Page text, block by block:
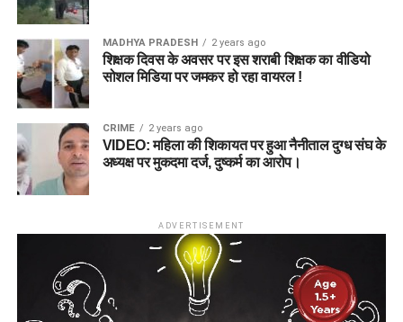
MADHYA PRADESH 2 years ago
शिक्षक दिवस के अवसर पर इस शराबी शिक्षक का वीडियो
सोशल मिडिया पर जमकर हो रहा वायरल !
CRIME 2 years ago
VIDEO: महिला की शिकायत पर हुआ नैनीताल दुग्ध संघ के
अध्यक्ष पर मुकदमा दर्ज, दुष्कर्म का आरोप।
ADVERTISEMENT